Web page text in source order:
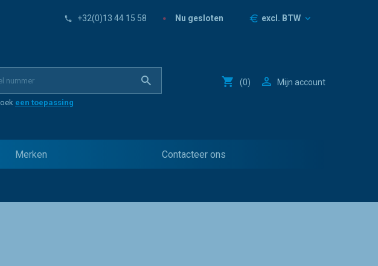
+32(0)13 44 15 58 Nu gesloten Prijzen
excl. BTW
een toepassing
(0) Mijn account
Merken Contacteer ons